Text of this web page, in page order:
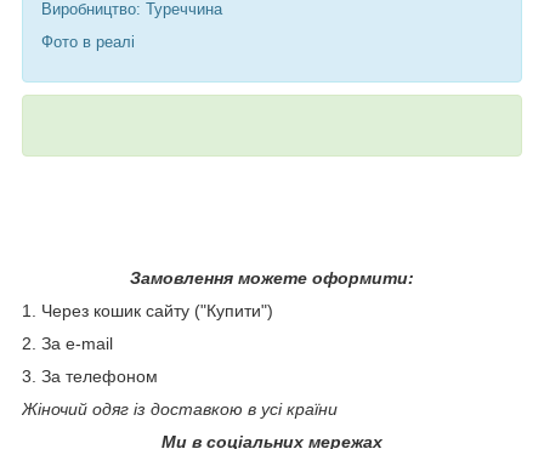
Виробництво: Туреччина
Фото в реалі
Замовлення можете оформити:
1. Через кошик сайту ("Купити")
2. За e-mail
3. За телефоном
Жіночий одяг із доставкою в усі країни
Ми в соціальних мережах